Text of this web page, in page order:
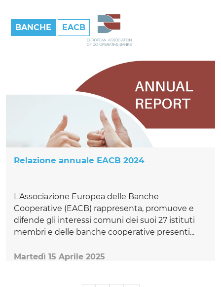
BANCHE EACB
Relazione annuale EACB 2024
L'Associazione Europea delle Banche
Cooperative (EACB) rappresenta, promuove e
difende gli interessi comuni dei suoi 27 istituti
membri e delle banche cooperative presenti...
Martedì 15 Aprile 2025